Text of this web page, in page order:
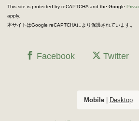
This site is protected by reCAPTCHA and the Google
apply.
本サイトはGoogle reCAPTCHAにより保護されています。
Facebook Twitter
Mobile| Desktop